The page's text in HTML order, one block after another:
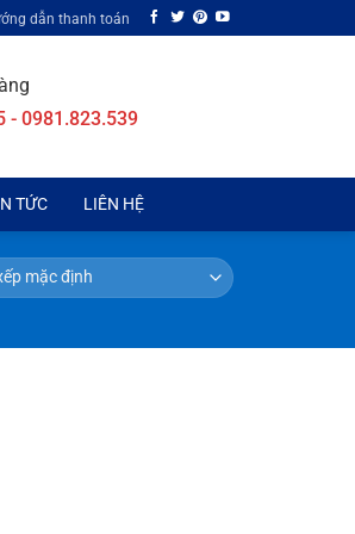
dẫn thanh toán
- 0981.823.539
TỨC LIÊN HỆ